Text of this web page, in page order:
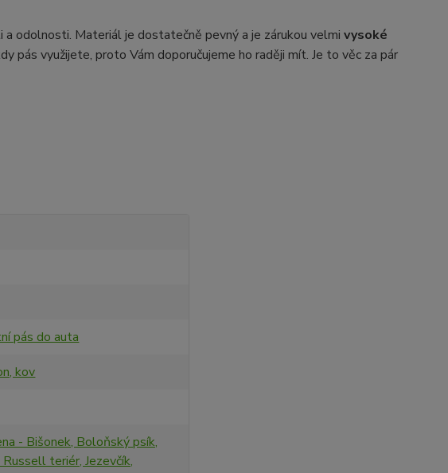
a odolnosti. Materiál je dostatečně pevný a je zárukou velmi vysoké
pás využijete, proto Vám doporučujeme ho raději mít. Je to věc za pár
pás do auta
kov
- Bišonek, Boloňský psík,
Russell teriér, Jezevčík,